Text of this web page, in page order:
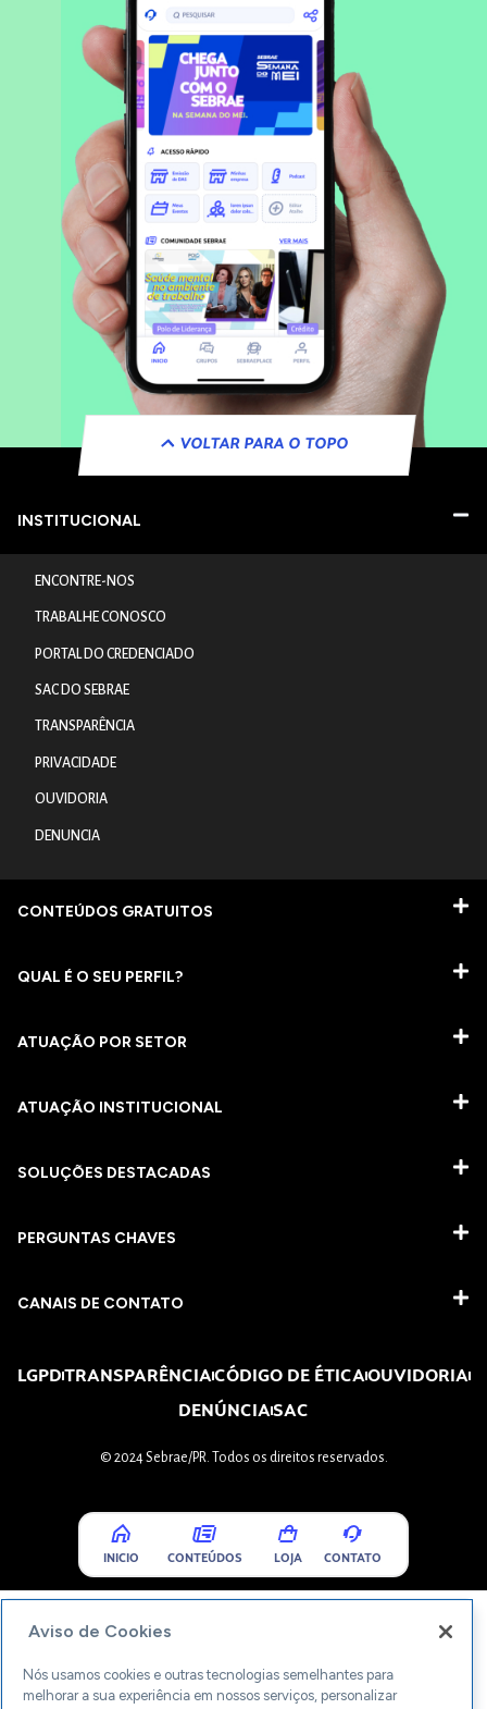
VOLTAR PARA O TOPO
INSTITUCIONAL
ENCONTRE-NOS
TRABALHE CONOSCO
PORTAL DO CREDENCIADO
SAC DO SEBRAE
TRANSPARÊNCIA
PRIVACIDADE
OUVIDORIA
DENUNCIA
CONTEÚDOS GRATUITOS
QUAL É O SEU PERFIL?
ATUAÇÃO POR SETOR
ATUAÇÃO INSTITUCIONAL
SOLUÇÕES DESTACADAS
PERGUNTAS CHAVES​
CANAIS DE CONTATO
LGPDTRANSPARÊNCIACÓDIGO DE ÉTICAOUVIDORIA
DENÚNCIASAC
© 2024 Sebrae/PR. Todos os direitos reservados.
INICIO CONTEÚDOS LOJA CONTATO
Aviso de Cookies
Nós usamos cookies e outras tecnologias semelhantes para
melhorar a sua experiência em nossos serviços, personalizar